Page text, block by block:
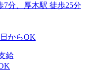
7分、厚木駅 徒歩25分
からOK
給